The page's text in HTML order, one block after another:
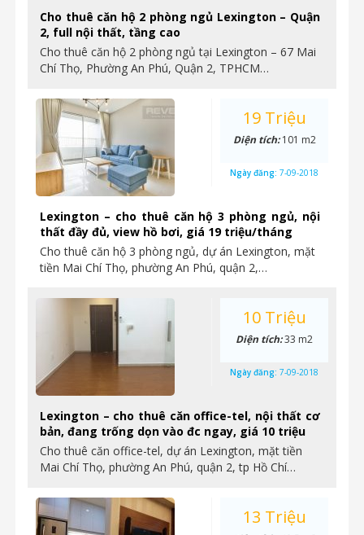
Cho thuê căn hộ 2 phòng ngủ Lexington – Quận
2, full nội thất, tầng cao
Cho thuê căn hộ 2 phòng ngủ tại Lexington – 67 Mai
Chí Thọ, Phường An Phú, Quận 2, TPHCM…
Lexington – cho thuê căn hộ 3 phòng ngủ, nội
thất đầy đủ, view hồ bơi, giá 19 triệu/tháng
Cho thuê căn hộ 3 phòng ngủ, dự án Lexington, mặt
tiền Mai Chí Thọ, phường An Phú, quận 2,…
19 Triệu
Diện tích:101 m2
Ngày đăng: 7-09-2018
Lexington – cho thuê căn office-tel, nội thất cơ
bản, đang trống dọn vào đc ngay, giá 10 triệu
Cho thuê căn office-tel, dự án Lexington, mặt tiền
Mai Chí Thọ, phường An Phú, quận 2, tp Hồ Chí…
10 Triệu
Diện tích:33 m2
Ngày đăng: 7-09-2018
13 Triệu